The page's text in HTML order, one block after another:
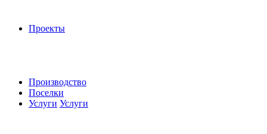
Проекты
Производство
Поселки
Услуги Услуги